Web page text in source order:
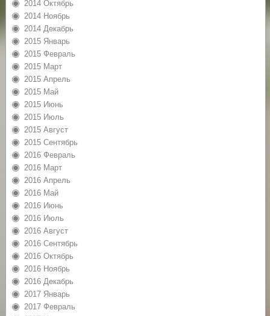
2014 Октябрь
2014 Ноябрь
2014 Декабрь
2015 Январь
2015 Февраль
2015 Март
2015 Апрель
2015 Май
2015 Июнь
2015 Июль
2015 Август
2015 Сентябрь
2016 Февраль
2016 Март
2016 Апрель
2016 Май
2016 Июнь
2016 Июль
2016 Август
2016 Сентябрь
2016 Октябрь
2016 Ноябрь
2016 Декабрь
2017 Январь
2017 Февраль